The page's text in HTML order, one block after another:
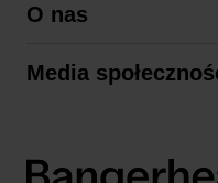
Regulamin zakupów
O nas
Zrównoważony rozwój
Media
LinkedIn